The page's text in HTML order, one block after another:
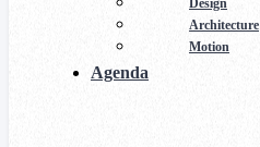
Design
Architecture
Motion
Agenda